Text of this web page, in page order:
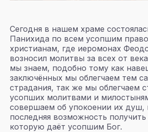
Сегодня в нашем храме
Панихида по всем усопшим
христианам, где иеромонах
возносил молитвы за всех от
мы знаем, подобно тому как
заключённых мы облегчаем тем
страдания, так же мы облегчаем
усопших молитвами и
совершаем об упокоении их душ,
последняя возможность
которую даёт усопшим Бог.